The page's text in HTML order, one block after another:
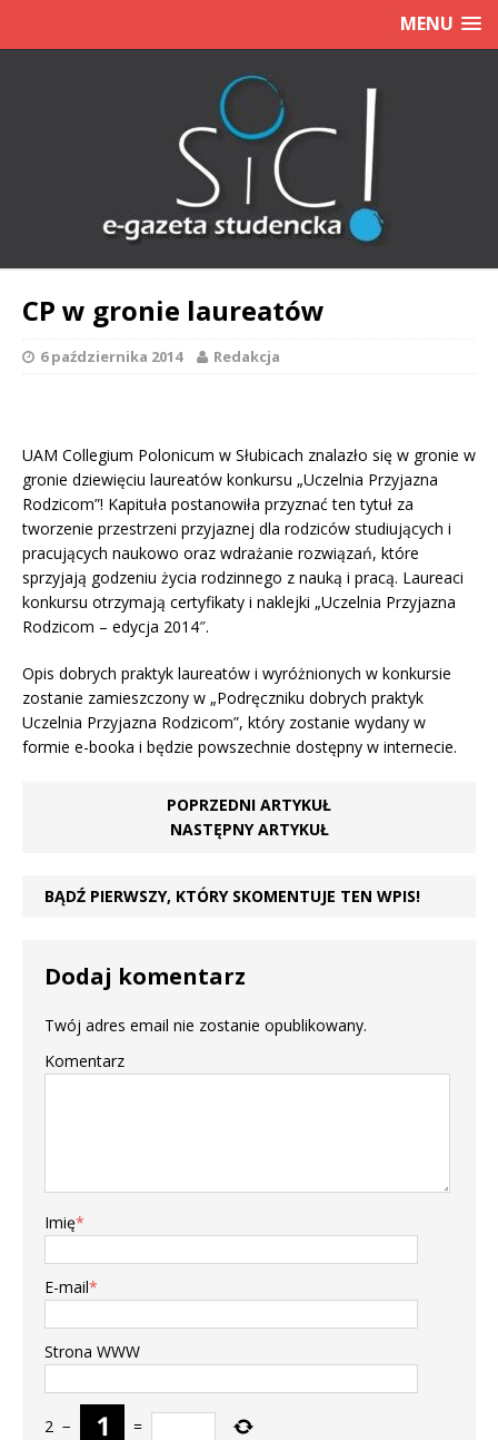
MENU
CP w gronie laureatów
6 października 2014 Redakcja
UAM Collegium Polonicum w Słubicach znalazło się w gronie w
gronie dziewięciu laureatów konkursu „Uczelnia Przyjazna
Rodzicom”! Kapituła postanowiła przyznać ten tytuł za
tworzenie przestrzeni przyjaznej dla rodziców studiujących i
pracujących naukowo oraz wdrażanie rozwiązań, które
sprzyjają godzeniu życia rodzinnego z nauką i pracą. Laureaci
konkursu otrzymają certyfikaty i naklejki „Uczelnia Przyjazna
Rodzicom – edycja 2014″.
Opis dobrych praktyk laureatów i wyróżnionych w konkursie
zostanie zamieszczony w „Podręczniku dobrych praktyk
Uczelnia Przyjazna Rodzicom”, który zostanie wydany w
formie e-booka i będzie powszechnie dostępny w internecie.
POPRZEDNI ARTYKUŁ
NASTĘPNY ARTYKUŁ
BĄDŹ PIERWSZY, KTÓRY SKOMENTUJE TEN WPIS!
Dodaj komentarz
Twój adres email nie zostanie opublikowany.
Komentarz
Imię*
E-mail*
Strona WWW
2 − =